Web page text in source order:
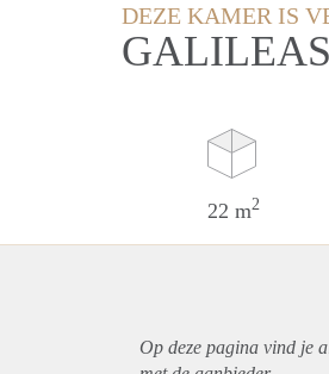
DEZE KAMER IS
22 m2
Op deze pagina vind je